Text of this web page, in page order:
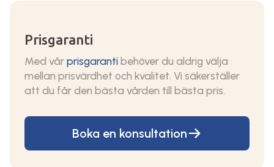
Prisgaranti
Med vårprisgarantibehöver du aldrig välja
mellan prisvärdhet och kvalitet. Vi säkerställer
att du får den bästa vården till bästa pris.
Boka en konsultation